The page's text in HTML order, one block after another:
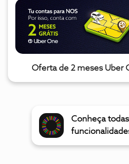
Oferta de 2 meses Uber
Conheça